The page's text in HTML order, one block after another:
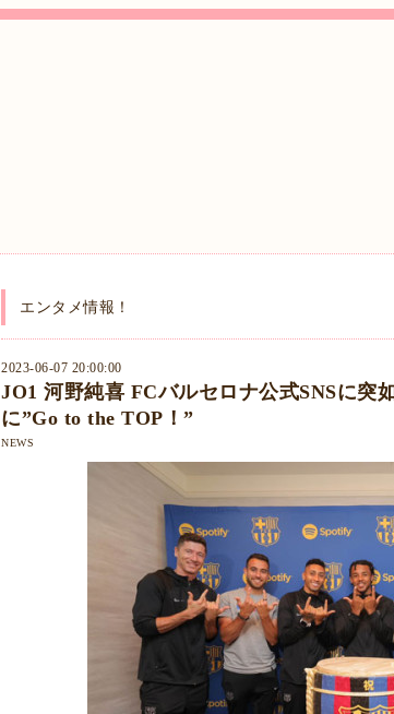
エンタメ情報！
2023-06-07 20:00:00
JO1 河野純喜 FCバルセロナ公式SNSに突
に”Go to the TOP！”
NEWS